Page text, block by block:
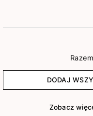
DODAJ
Zobacz